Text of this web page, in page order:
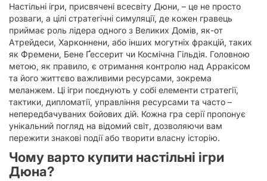
Настільні ігри, присвячені всесвіту Дюни, – це не просто
розваги, а цілі стратегічні симуляції, де кожен гравець
приймає роль лідера одного з Великих Домів, як-от
Атрейдеси, Харконнени, або інших могутніх фракцій, таких
як Фремени, Бене Ґессерит чи Космічна Гільдія. Головною
метою, як правило, є отримання контролю над Арракісом
та його життєво важливими ресурсами, зокрема
меланжем. Ці ігри поєднують у собі елементи стратегії,
тактики, дипломатії, управління ресурсами та часто –
непередбачуваних бойових дій. Кожна гра серії пропонує
унікальний погляд на відомий світ, дозволяючи вам
пережити знакові події або творити власну історію.
Чому варто купити настільні ігри
Дюна?